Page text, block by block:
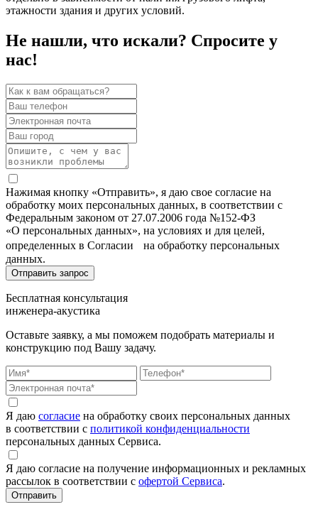
этажности здания и других условий.
Не нашли, что искали? Спросите у
нас!
Нажимая кнопку «Отправить», я даю свое согласие на
обработку моих персональных данных, в соответствии с
Федеральным законом от 27.07.2006 года №152-ФЗ
«О персональных данных», на условиях и для целей,
определенных в Согласии на обработку персональных
данных.
Бесплатная консультация
инженера-акустика
Оставьте заявку, а мы поможем подобрать материалы и
конструкцию под Вашу задачу.
Я даю согласие на обработку своих персональных данных
в соответствии с политикой конфиденциальности
персональных данных Сервиса.
Я даю согласие на получение информационных и рекламных
рассылок в соответствии с офертой Сервиса.